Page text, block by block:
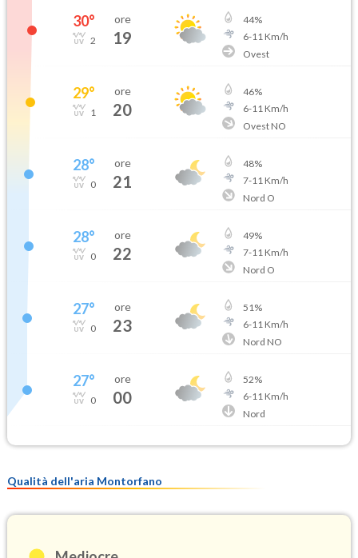
30°
2
ore
19
44%
6-11Km/h
Ovest
29°
1
ore
20
46%
6-11Km/h
Ovest NO
28°
0
ore
21
48%
7-11Km/h
Nord O
28°
0
ore
22
49%
7-11Km/h
Nord O
27°
0
ore
23
51%
6-11Km/h
Nord NO
27°
0
ore
00
52%
6-11Km/h
Nord
Qualità dell'aria Montorfano